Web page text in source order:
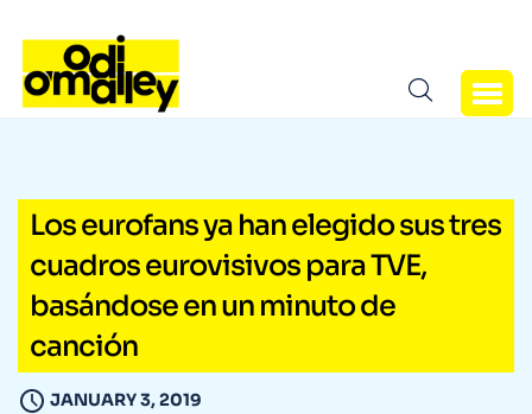
Los eurofans ya han elegido sus tres
cuadros eurovisivos para TVE,
basándose en un minuto de
canción
JANUARY 3, 2019